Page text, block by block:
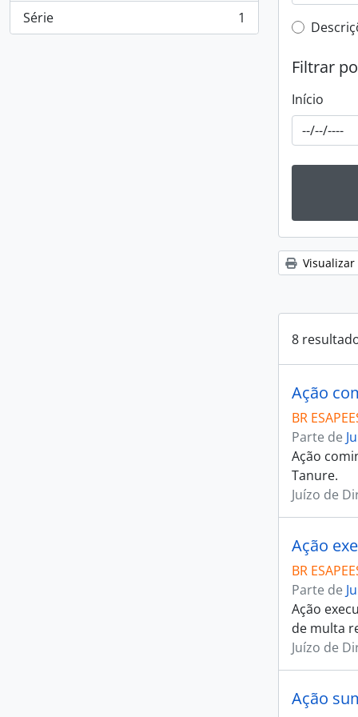
Série
, 1 resultados 1 Filtro
Filtrar
Início
8
Ação
BR
Parte de
Ação
Tanure.
Juízo de
Ação
BR
Parte de
Ação
de multa
Juízo de
Ação